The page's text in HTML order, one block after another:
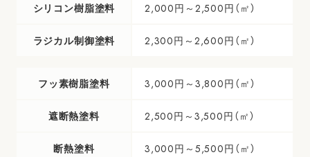
シリコン樹脂塗料 2,000円～2,500円（㎡）
ラジカル制御塗料 2,300円～2,600円（㎡）
フッ素樹脂塗料 3,000円～3,800円（㎡）
遮断熱塗料 2,500円～3,500円（㎡）
断熱塗料 3,000円～5,500円（㎡）